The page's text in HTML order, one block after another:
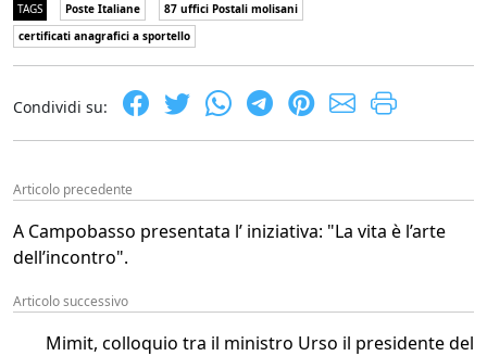
TAGS Poste Italiane
87 uffici Postali molisani
certificati anagrafici a sportello
Condividi su:
Articolo precedente
A Campobasso presentata l’ iniziativa: "La vita è l’arte
dell’incontro".
Articolo successivo
Mimit, colloquio tra il ministro Urso il presidente del